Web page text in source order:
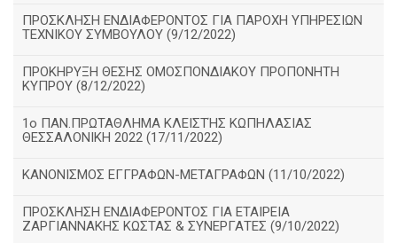
ΠΡΟΣΚΛΗΣΗ ΕΝΔΙΑΦΕΡΟΝΤΟΣ ΓΙΑ ΠΑΡΟΧΗ ΥΠΗΡΕΣΙΩΝ
ΤΕΧΝΙΚΟΥ ΣΥΜΒΟΥΛΟΥ (9/12/2022)
ΠΡΟΚΗΡΥΞΗ ΘΕΣΗΣ ΟΜΟΣΠΟΝΔΙΑΚΟΥ ΠΡΟΠΟΝΗΤΗ
ΚΥΠΡΟΥ (8/12/2022)
1ο ΠΑΝ.ΠΡΩΤΑΘΛΗΜΑ ΚΛΕΙΣΤΉΣ ΚΩΠΗΛΑΣΙΑΣ
ΘΕΣΣΑΛΟΝΙΚΗ 2022 (17/11/2022)
ΚΑΝΟΝΙΣΜΟΣ ΕΓΓΡΑΦΩΝ-ΜΕΤΑΓΡΑΦΩΝ (11/10/2022)
ΠΡΟΣΚΛΗΣΗ ΕΝΔΙΑΦΕΡΟΝΤΟΣ ΓΙΑ ΕΤΑΙΡΕΙΑ
ΖΑΡΓΙΑΝΝΑΚΗΣ ΚΩΣΤΑΣ & ΣΥΝΕΡΓΑΤΕΣ (9/10/2022)